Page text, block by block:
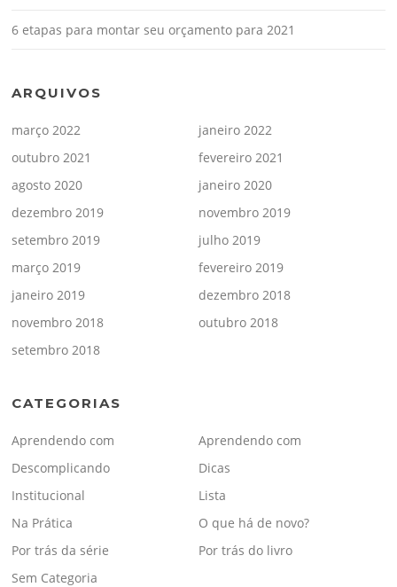
6 etapas para montar seu orçamento para 2021
ARQUIVOS
março 2022
janeiro 2022
outubro 2021
fevereiro 2021
agosto 2020
janeiro 2020
dezembro 2019
novembro 2019
setembro 2019
julho 2019
março 2019
fevereiro 2019
janeiro 2019
dezembro 2018
novembro 2018
outubro 2018
setembro 2018
CATEGORIAS
Aprendendo com
Aprendendo com
Descomplicando
Dicas
Institucional
Lista
Na Prática
O que há de novo?
Por trás da série
Por trás do livro
Sem Categoria